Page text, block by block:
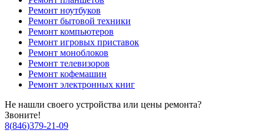
Ремонт ноутбуков
Ремонт бытовой техники
Ремонт компьютеров
Ремонт игровых приставок
Ремонт моноблоков
Ремонт телевизоров
Ремонт кофемашин
Ремонт электронных книг
Не нашли своего устройства или цены ремонта?
Звоните!
8(846)379-21-09